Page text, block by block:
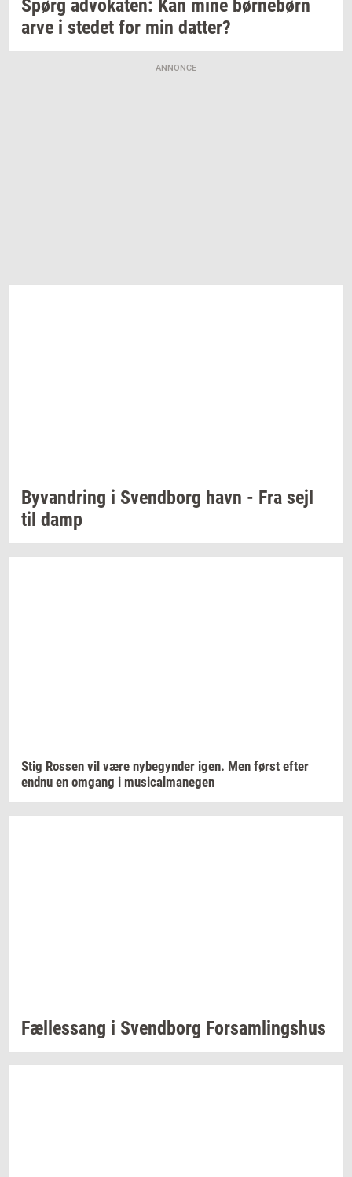
Spørg ad­vo­ka­ten: Kan mine bør­ne­børn
arve i ste­det for min dat­ter?
ANNONCE
Byvan­dring i Svend­borg havn - Fra sejl
til damp
Stig Ros­sen vil være ny­be­gyn­der igen. Men først efter
endnu en om­gang i mu­si­cal­ma­ne­gen
Fæl­les­sang i Svend­borg For­sam­lings­hus